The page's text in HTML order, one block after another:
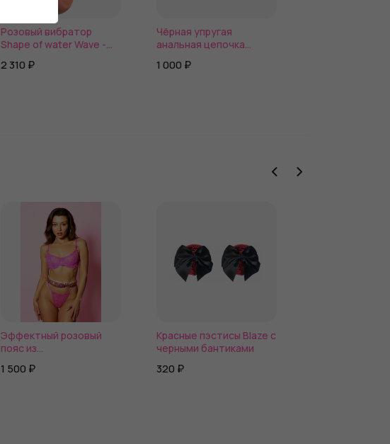
Розовый вибратор
Shape of water Wave -
2 310 ₽
Чёрная упругая
анальная цепочка
1 000 ₽
Эффектный розовый
пояс из
кожи
1 500 ₽
Красные пэстисы Blaze с
черными бантиками
320 ₽